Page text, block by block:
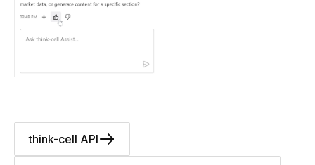
think-cell API